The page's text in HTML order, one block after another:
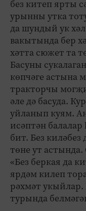
без китеп ярты
урынны утка
да шундый ук
вакытында бер
хәтта сюжет та
Басуны
көпчәге астына
тракторчы
әле дә басуда.
уйланып куям.
исәптән
бит. Без киләбез
төне ут
«Без беркая да
ярдәм килеп
рәхмәт
турында